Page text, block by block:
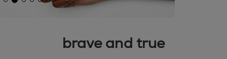
brave and true